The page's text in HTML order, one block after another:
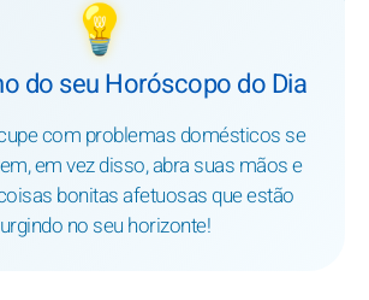
💡
do seu Horóscopo do Dia
com problemas domésticos se
em vez disso, abra suas mãos e
bonitas afetuosas que estão
no seu horizonte!